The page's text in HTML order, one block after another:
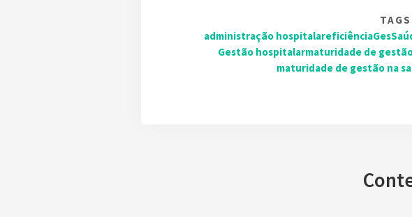
TAGS
administração hospitalareficiência
Gestão hospitalarmaturidade de
maturidade de gestão na